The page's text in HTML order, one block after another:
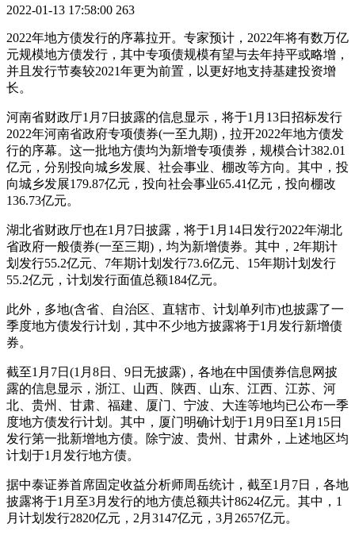
2022-01-13 17:58:00 263
2022年地方债发行的序幕拉开。专家预计，2022年将有数万亿
元规模地方债发行，其中专项债规模有望与去年持平或略增，
并且发行节奏较2021年更为前置，以更好地支持基建投资增
长。
河南省财政厅1月7日披露的信息显示，将于1月13日招标发行
2022年河南省政府专项债券(一至九期)，拉开2022年地方债发
行的序幕。这一批地方债均为新增专项债券，规模合计382.01
亿元，分别投向城乡发展、社会事业、棚改等方向。其中，投
向城乡发展179.87亿元，投向社会事业65.41亿元，投向棚改
136.73亿元。
湖北省财政厅也在1月7日披露，将于1月14日发行2022年湖北
省政府一般债券(一至三期)，均为新增债券。其中，2年期计
划发行55.2亿元、7年期计划发行73.6亿元、15年期计划发行
55.2亿元，计划发行面值总额184亿元。
此外，多地(含省、自治区、直辖市、计划单列市)也披露了一
季度地方债发行计划，其中不少地方披露将于1月发行新增债
券。
截至1月7日(1月8日、9日无披露)，各地在中国债券信息网披
露的信息显示，浙江、山西、陕西、山东、江西、江苏、河
北、贵州、甘肃、福建、厦门、宁波、大连等地均已公布一季
度地方债发行计划。其中，厦门明确计划于1月9日至1月15日
发行第一批新增地方债。除宁波、贵州、甘肃外，上述地区均
计划于1月发行地方债。
据中泰证券首席固定收益分析师周岳统计，截至1月7日，各地
披露将于1月至3月发行的地方债总额共计8624亿元。其中，1
月计划发行2820亿元，2月3147亿元，3月2657亿元。